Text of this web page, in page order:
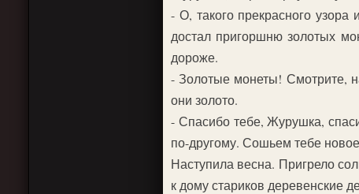
- О, такого прекрасного
достал пригоршню золотых
дороже.
- Золотые монеты! Смотрите,
они золото.
- Спасибо тебе, Журушка,
по-другому. Сошьем тебе
Наступила весна. Пригрело
к дому стариков деревенские